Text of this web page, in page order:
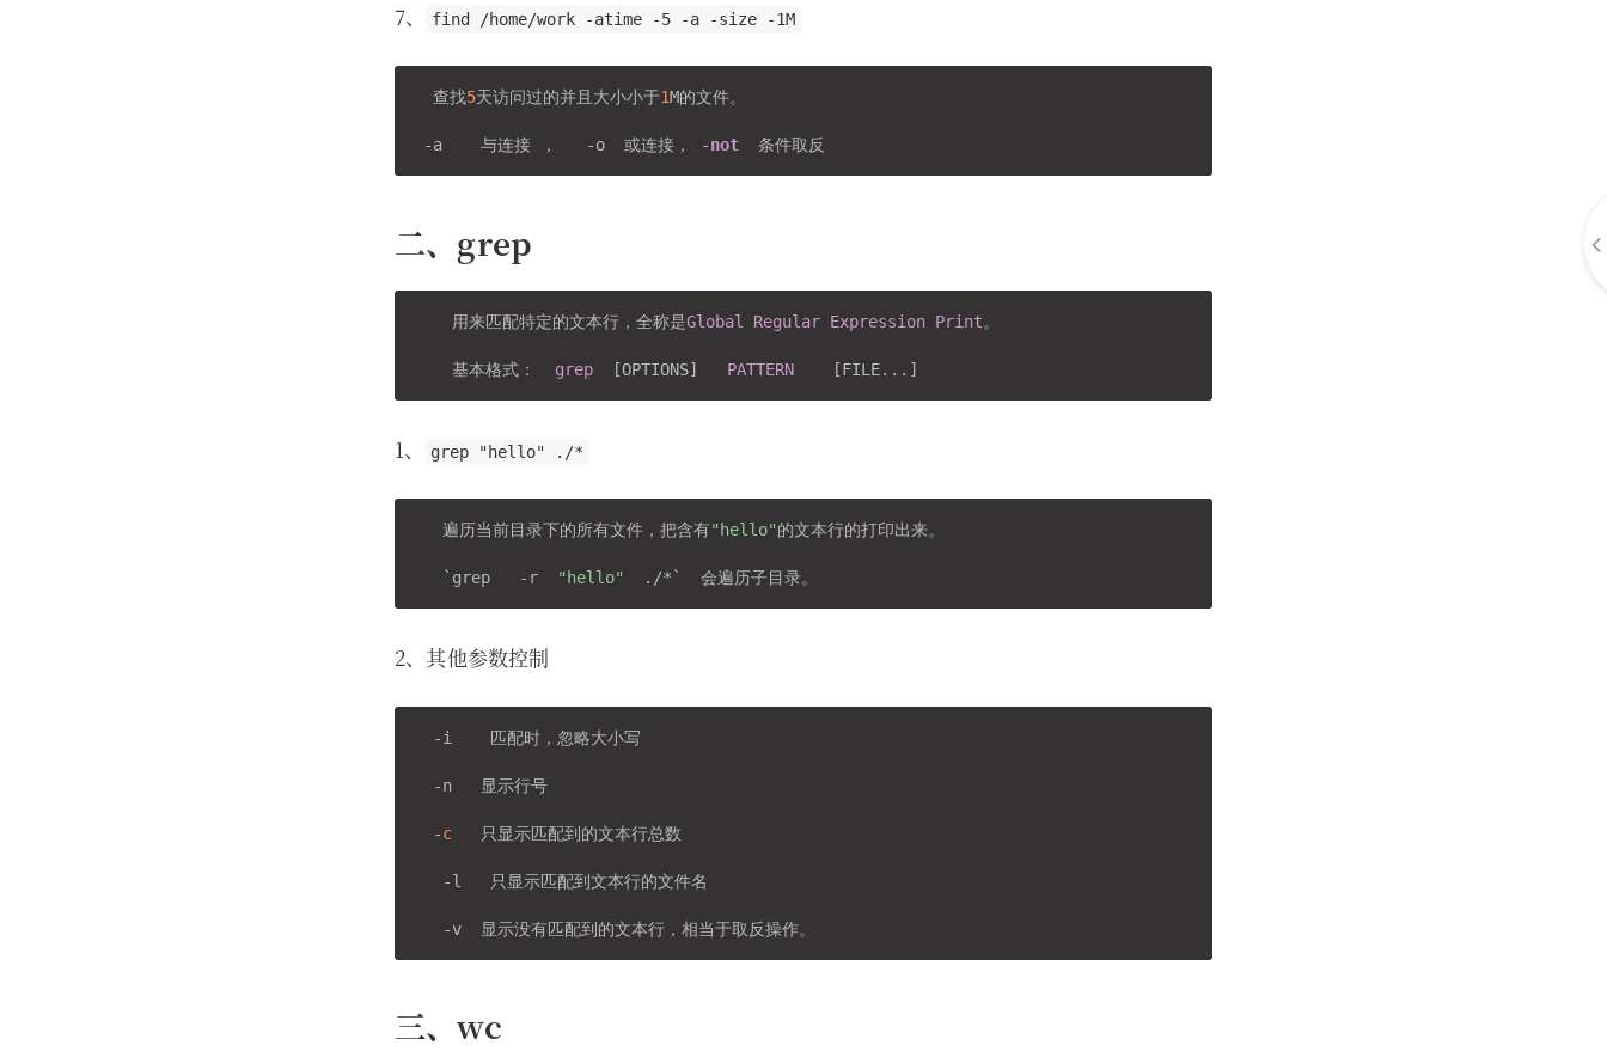
7、 find /home/work -atime -5 -a -size -1M
  查找
5天访问过的并且大小小于1M的文件。
-a    与连接 ，   -o  或连接， -not
二、grep
    用来匹配特定的文本行，全称是
Global Regular Expression Print。
    基本格式：
grep [OPTIONS] PATTERN [FILE...]
1、 grep "hello" ./*
   遍历当前目录下的所有文件，把含有
"hello"的文本行的打印出来。
   `grep   -r
"hello"
2、其他参数控制
  -i    匹配时，忽略大小写
  -n   显示行号
  -
c
   只显示匹配到的文本行总数
   -l   只显示匹配到文本行的文件名
三、wc